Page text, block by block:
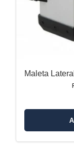
Maleta